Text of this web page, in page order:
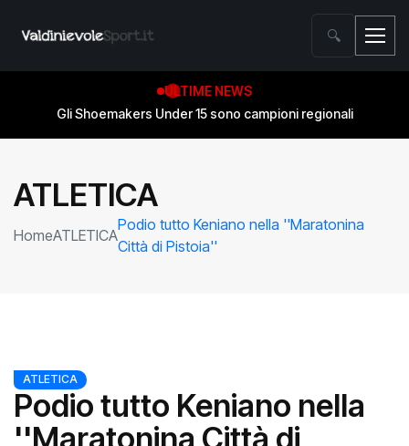
🔍
ULTIME NEWS
Gli Shoemakers Under 15 sono campioni regionali
ATLETICA
HomeATLETICA
Podio tutto Keniano nella ''Maratonina
Città di Pistoia''
ATLETICA
Podio tutto Keniano nella
''Maratonina Città di